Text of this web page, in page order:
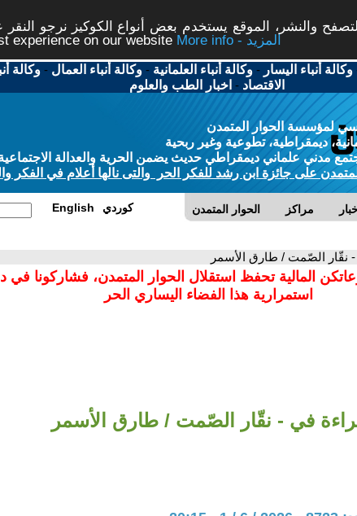
والنشر، الموقع يستخدم بعض أنواع الكوكيز نرجو
experience on our website
More info - المزيد
وكالة أنباء اليسار -وكالة أنباء العلمانية -وكالة أنباء العمال -وكالة
الاقتصاد - اخبار الطب والعلوم
لمؤسسة الحوار المتمدن
ديمقراطية، تطوعية وغير ربحية
مدني علماني ديمقراطي حديث يضمن الحرية والعدالة
على جائزة ابن رشد للفكر الحر والتى نالها أعلام في الفكر
الحوار المتمدن مراكز English كوردي
نقّار الصّمت / طارق الأسمر
المالية تحفظ استقلال الحوار المتمدن، فشاركونا في
استمرارية هذا الفضاء اليساري الحر
في - نقّار الصّمت / طارق الأسمر